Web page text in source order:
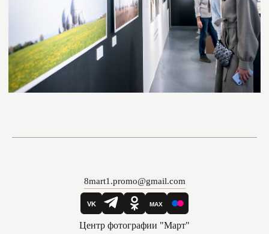
8mart1.promo@gmail.com
Центр фотографии "Март"